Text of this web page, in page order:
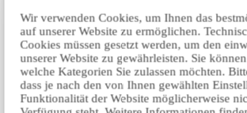
Wir verwenden Cookies, um Ihnen das
auf unserer Website zu ermöglichen.
Cookies müssen gesetzt werden, um den
unserer Website zu gewährleisten. Sie
welche Kategorien Sie zulassen möchten.
dass je nach den von Ihnen gewählten
Funktionalität der Website möglicherweise